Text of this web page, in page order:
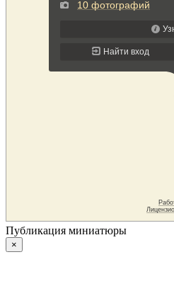
Публикация миниатюры
×